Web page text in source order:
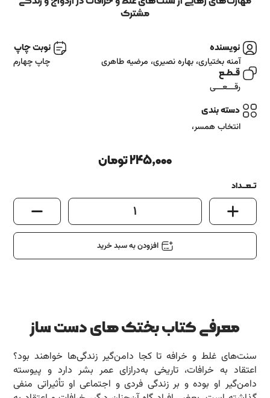
مشترک
نویسنده
آمنه بختیاری، بهاره نصیری، مرضیه طاهری
نوبت چاپ
چاپ چهارم
قــطــع
رقـــعـــی
دسته بندی
انتخاب همسر،
245,000تومان
تــعـــداد
1
افزودن به سبد خرید
معرفی کتاب بختک های دست ساز
سنت‌های غلط و خرافه تا کجا دامن‌گیر زندگی‌ها خواهند بود؟
اعتقاد به خرافات، تاریخی به‌درازای عمر بشر دارد و پیوسته
دامن‌گیر او بوده و بر زندگی فردی و اجتماعی او تأثیراتی منفی